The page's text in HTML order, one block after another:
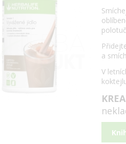
a
V